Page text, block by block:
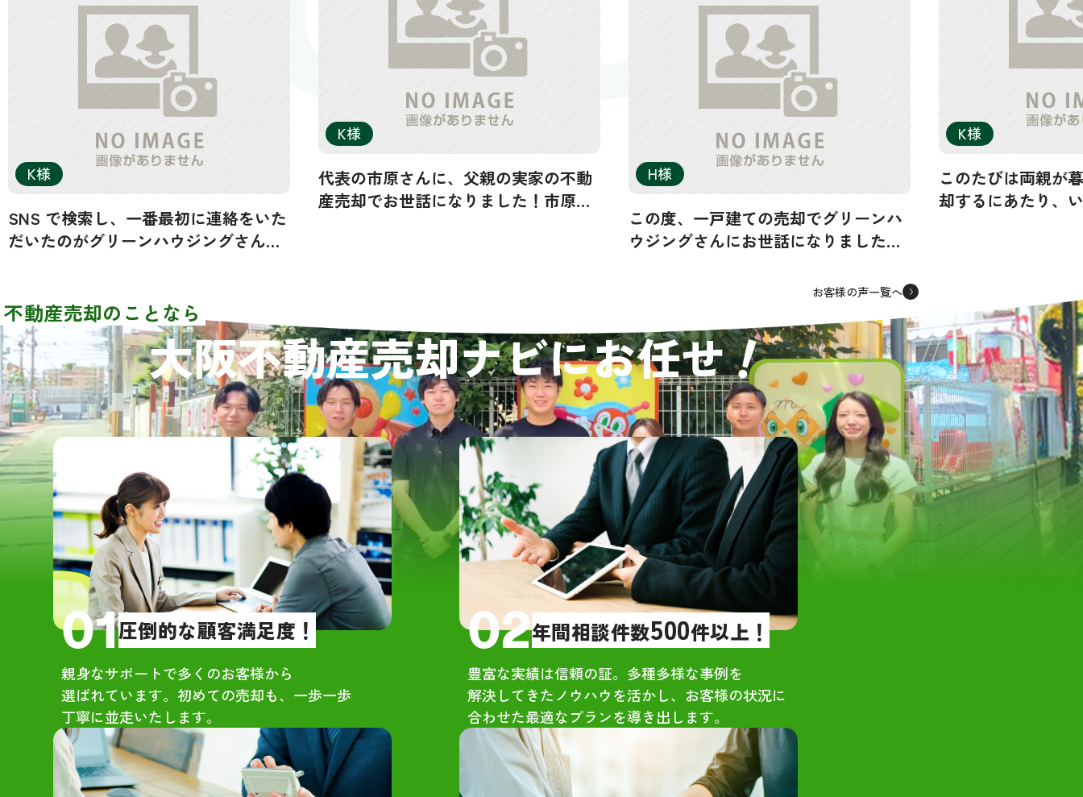
K様
SNS で検索し、一番最初に連絡をいた
だいたのがグリーンハウジングさんで
た。売買価格や条件等はほぼ同じでし
た。その中でグリーンハウジングさん
を選んだ理由として、担当者の大橋さ
んが一番若く誠実に感じたからです。
依頼してからほぼ2ヶ月という短期間で
売買契約を結ぶことができ感謝してお
ります。また、引っ越しの際にも大橋
さんに立ち会っていただき、引っ越し
先が遠隔地だったので不用品等の後始
末もお願いすることができ、大変助か
りました。
直感でグリーンハウジングの大橋さん
を選びましたが、間違いなかったと今
では確信しています。お世話になり大
変ありがとうございました。
K様
代表の市原さんに、父親の実家の不動
産売却でお世話になりました！市原さ
・大阪市住吉区の戸建て（1981年築、
4DK、木造・駐車場のみRC）
・雨漏りや床抜けなどの不具合あり
【訪問査定】
・地域相場を把握しており、実際の売
却価格に最も近い査定額を提示いただ
いた
・大手は高額査定を出す一方で、最終
売却額は下がりやすい印象だった
・大手は営業が急かしてくる印象だっ
たが、グリーンハウジングさんは営業
的な圧など一切なし
・大手からもオファーはあったが、最
も高額だったのはグリーンハウジング
・地元ネットワークを活かした独自の
販路が強み
H様
この度、一戸建ての売却でグリーンハ
ウジングさんにお世話になりました。
リーンハウジングさんが最も高額の査
大変早く決まりました。
私自身多忙でなかなか時間が取れない
状況でしたが、担当の大橋さまが、い
つも丁寧かつ親切に対応してくださ
り、安心してお任せすることができま
した。質問へのレスポンスも早く、不
安な点を一つずつ解消していただけた
ことに感謝しています。
スムーズで満足のいく取引を実現して
いただき、本当にありがとうございま
した。信頼できる不動産会社だと感じ
ています。
K様
このたびは両親が
却するにあたり、
らない私達に、細
とても
好印象でした。い
ないことも、すぐ
た！
ほかの営業さんと
ました。
寺本さんほんとう
ました！
素敵なお客様に巡
お客様の声一覧へ
不動産売却のことなら
大阪不動産売却ナビにお任せ！
01圧倒的な顧客満足度！
親身なサポートで多くのお客様から
選ばれています。初めての売却も、一歩一歩
丁寧に並走いたします。
02年間相談件数500件以上！
豊富な実績は信頼の証。多種多様な事例を
解決してきたノウハウを活かし、お客様の状況に
合わせた最適なプランを導き出します。